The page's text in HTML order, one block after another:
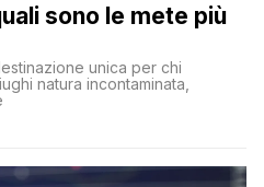
sono le mete più
unica per chi
natura incontaminata,